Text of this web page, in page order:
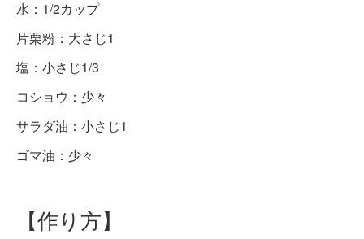
水：1/2カップ
片栗粉：大さじ1
塩：小さじ1/3
コショウ：少々
サラダ油：小さじ1
ゴマ油：少々
【作り方】